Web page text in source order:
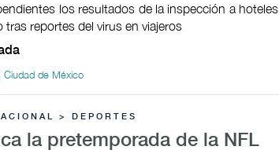
los resultados de la inspección a hoteles
tras reportes del virus en viajeros
Ciudad de México
> DEPORTES
la pretemporada de la NFL